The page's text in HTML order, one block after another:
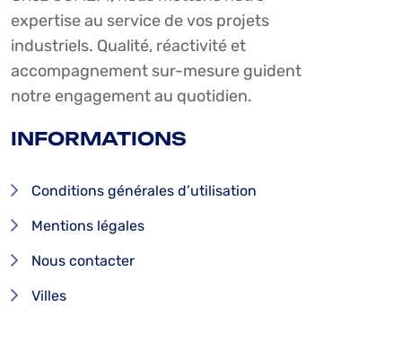
expertise au service de vos projets
industriels. Qualité, réactivité et
accompagnement sur-mesure guident
notre engagement au quotidien.
INFORMATIONS
Conditions générales d’utilisation
Mentions légales
Nous contacter
Villes